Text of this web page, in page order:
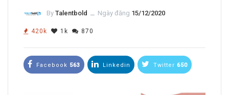
By Talentbold ــ Ngày đăng 15/12/2020
420k 1k 870
Facebook 563 Linkedin Twitter 650